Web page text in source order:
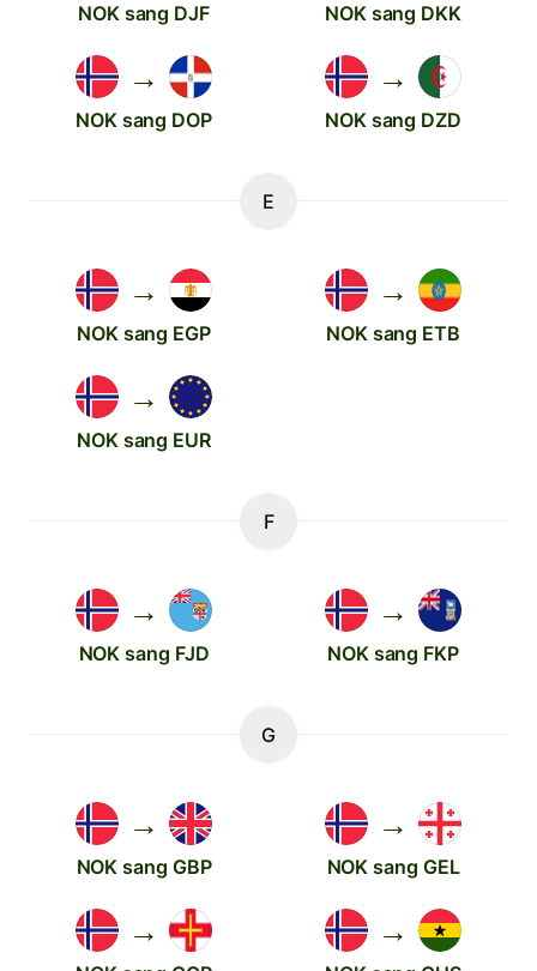
NOK sang DJF NOK sang DKK
→
NOK sang DOP
→
NOK sang DZD
E
→
NOK sang EGP
→
NOK sang ETB
→
NOK sang EUR
F
→
NOK sang FJD
→
NOK sang FKP
G
→
NOK sang GBP
→
NOK sang GEL
→ →